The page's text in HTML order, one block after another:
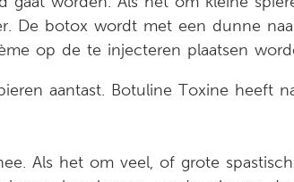
De botox wordt met een dunne
op de te injecteren plaatsen
aantast. Botuline Toxine heeft
Als het om veel, of grote